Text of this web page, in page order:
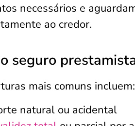
necessários e
ao credor.
seguro
mais comuns incluem:
natural ou acidental